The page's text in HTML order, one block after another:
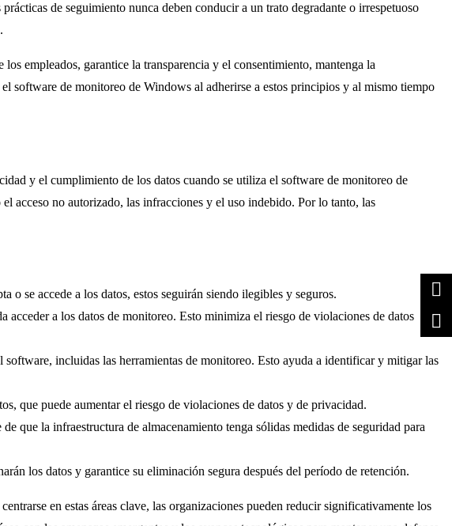
de seguimiento nunca deben conducir a un trato degradante o irrespetuoso
empleados, garantice la transparencia y el consentimiento, mantenga la
software de monitoreo de Windows al adherirse a estos principios y al mismo tiempo
y el cumplimiento de los datos cuando se utiliza el software de monitoreo de
acceso no autorizado, las infracciones y el uso indebido. Por lo tanto, las
o se accede a los datos, estos seguirán siendo ilegibles y seguros.
acceder a los datos de monitoreo. Esto minimiza el riesgo de violaciones de datos
incluidas las herramientas de monitoreo. Esto ayuda a identificar y mitigar las
que puede aumentar el riesgo de violaciones de datos y de privacidad.
que la infraestructura de almacenamiento tenga sólidas medidas de seguridad para
los datos y garantice su eliminación segura después del período de retención.
en estas áreas clave, las organizaciones pueden reducir significativamente los